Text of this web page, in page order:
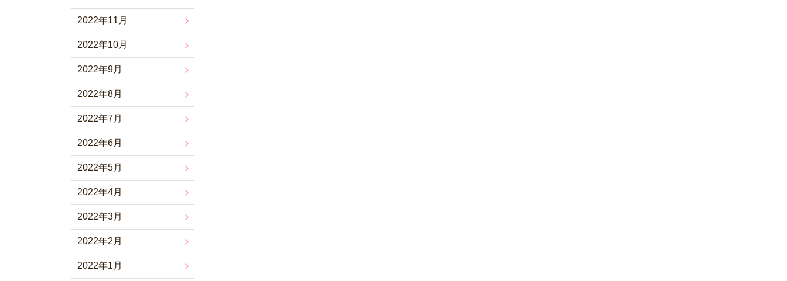
2022年11月
2022年10月
2022年9月
2022年8月
2022年7月
2022年6月
2022年5月
2022年4月
2022年3月
2022年2月
2022年1月